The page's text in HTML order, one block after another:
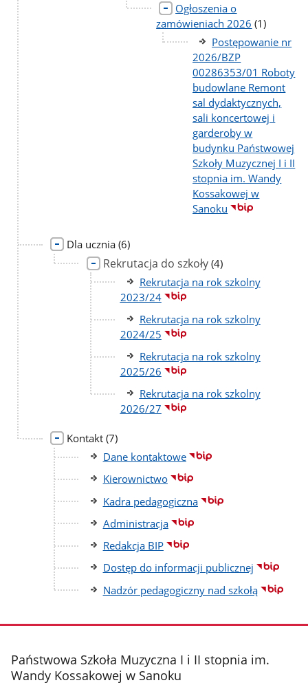
Ogłoszenia o
zamówieniach 2026 liczba
podstron
(1)
Postępowanie nr
2026/BZP
00286353/01 Roboty
budowlane Remont
sal dydaktycznych,
sali koncertowej i
garderoby w
budynku Państwowej
Szkoły Muzycznej I i II
stopnia im. Wandy
Kossakowej w
Sanoku
Dla ucznia liczba
podstron
(6)
Rekrutacja do szkoły liczba
podstron
(4)
Rekrutacja na rok szkolny
2023/24
Rekrutacja na rok szkolny
2024/25
Rekrutacja na rok szkolny
2025/26
Rekrutacja na rok szkolny
2026/27
Kontakt liczba
podstron
(7)
Dane kontaktowe
Kierownictwo
Kadra pedagogiczna
Administracja
Redakcja BIP
Dostęp do informacji publicznej
Nadzór pedagogiczny nad szkołą
stopka
Państwowa Szkoła Muzyczna I i II stopnia im.
Wandy Kossakowej w Sanoku